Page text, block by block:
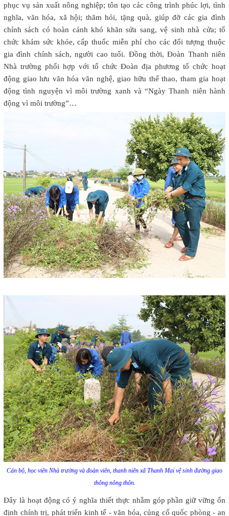
phục vụ sản xuất nông nghiệp; tôn tạo các công trình phúc lợi, tình
nghĩa, văn hóa, xã hội; thăm hỏi, tặng quà, giúp đỡ các gia đình
chính sách có hoàn cảnh khó khăn sửa sang, vệ sinh nhà cửa; tổ
chức khám sức khỏe, cấp thuốc miễn phí cho các đối tượng thuộc
gia đình chính sách, người cao tuổi. Đồng thời, Đoàn Thanh niên
Nhà trường phối hợp với tổ chức Đoàn địa phương tổ chức hoạt
động giao lưu văn hóa văn nghệ, giao hữu thể thao, tham gia hoạt
động tình nguyện vì môi trường xanh và “Ngày Thanh niên hành
động vì môi trường”…
Cán bộ, học viên Nhà trường và đoàn viên, thanh niên xã Thanh Mai vệ sinh đường giao
thông nông thôn.
Đây là hoạt động có ý nghĩa thiết thực nhằm góp phần giữ vững ổn
định chính trị, phát triển kinh tế - văn hóa, củng cố quốc phòng - an